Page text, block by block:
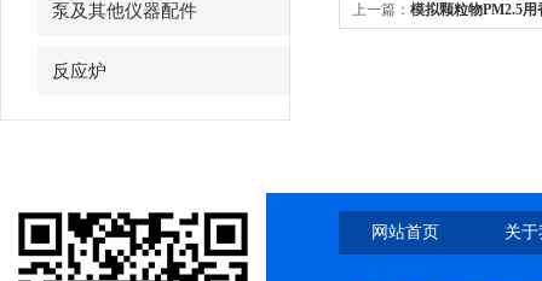
泵及其他仪器配件
反应炉
上一篇： 模拟颗粒物PM2.5
网站首页 关